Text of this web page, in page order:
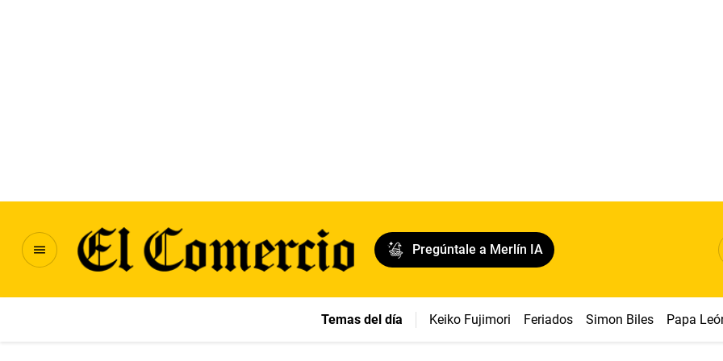
Pregúntale a Merlín IA
Temas del día Keiko Fujimori Feriados Simon Biles Papa